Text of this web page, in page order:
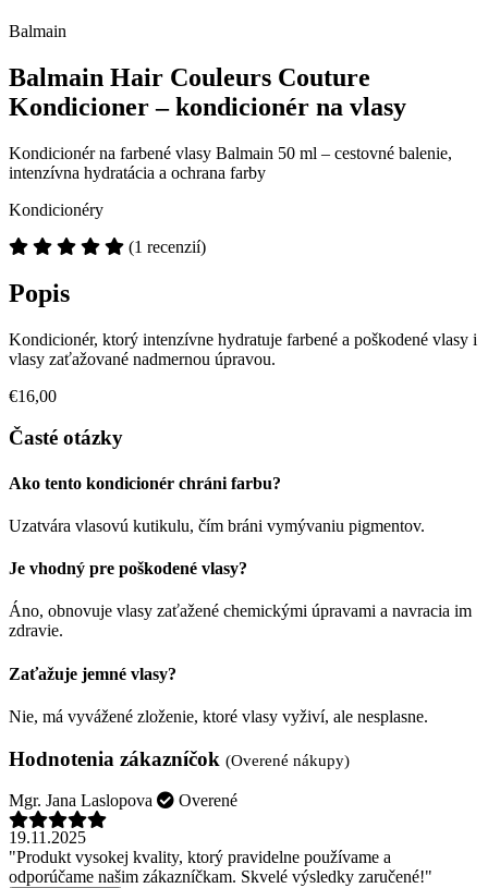
Balmain
Balmain Hair Couleurs Couture
Kondicioner – kondicionér na vlasy
Kondicionér na farbené vlasy Balmain 50 ml – cestovné balenie,
intenzívna hydratácia a ochrana farby
Kondicionéry
(1 recenzií)
Popis
Kondicionér, ktorý intenzívne hydratuje farbené a poškodené vlasy i
vlasy zaťažované nadmernou úpravou.
€16,00
Časté otázky
Ako tento kondicionér chráni farbu?
Uzatvára vlasovú kutikulu, čím bráni vymývaniu pigmentov.
Je vhodný pre poškodené vlasy?
Áno, obnovuje vlasy zaťažené chemickými úpravami a navracia im
zdravie.
Zaťažuje jemné vlasy?
Nie, má vyvážené zloženie, ktoré vlasy vyživí, ale nesplasne.
Hodnotenia zákazníčok (Overené nákupy)
Mgr. Jana Laslopova
Overené
19.11.2025
"Produkt vysokej kvality, ktorý pravidelne používame a
odporúčame našim zákazníčkam. Skvelé výsledky zaručené!"